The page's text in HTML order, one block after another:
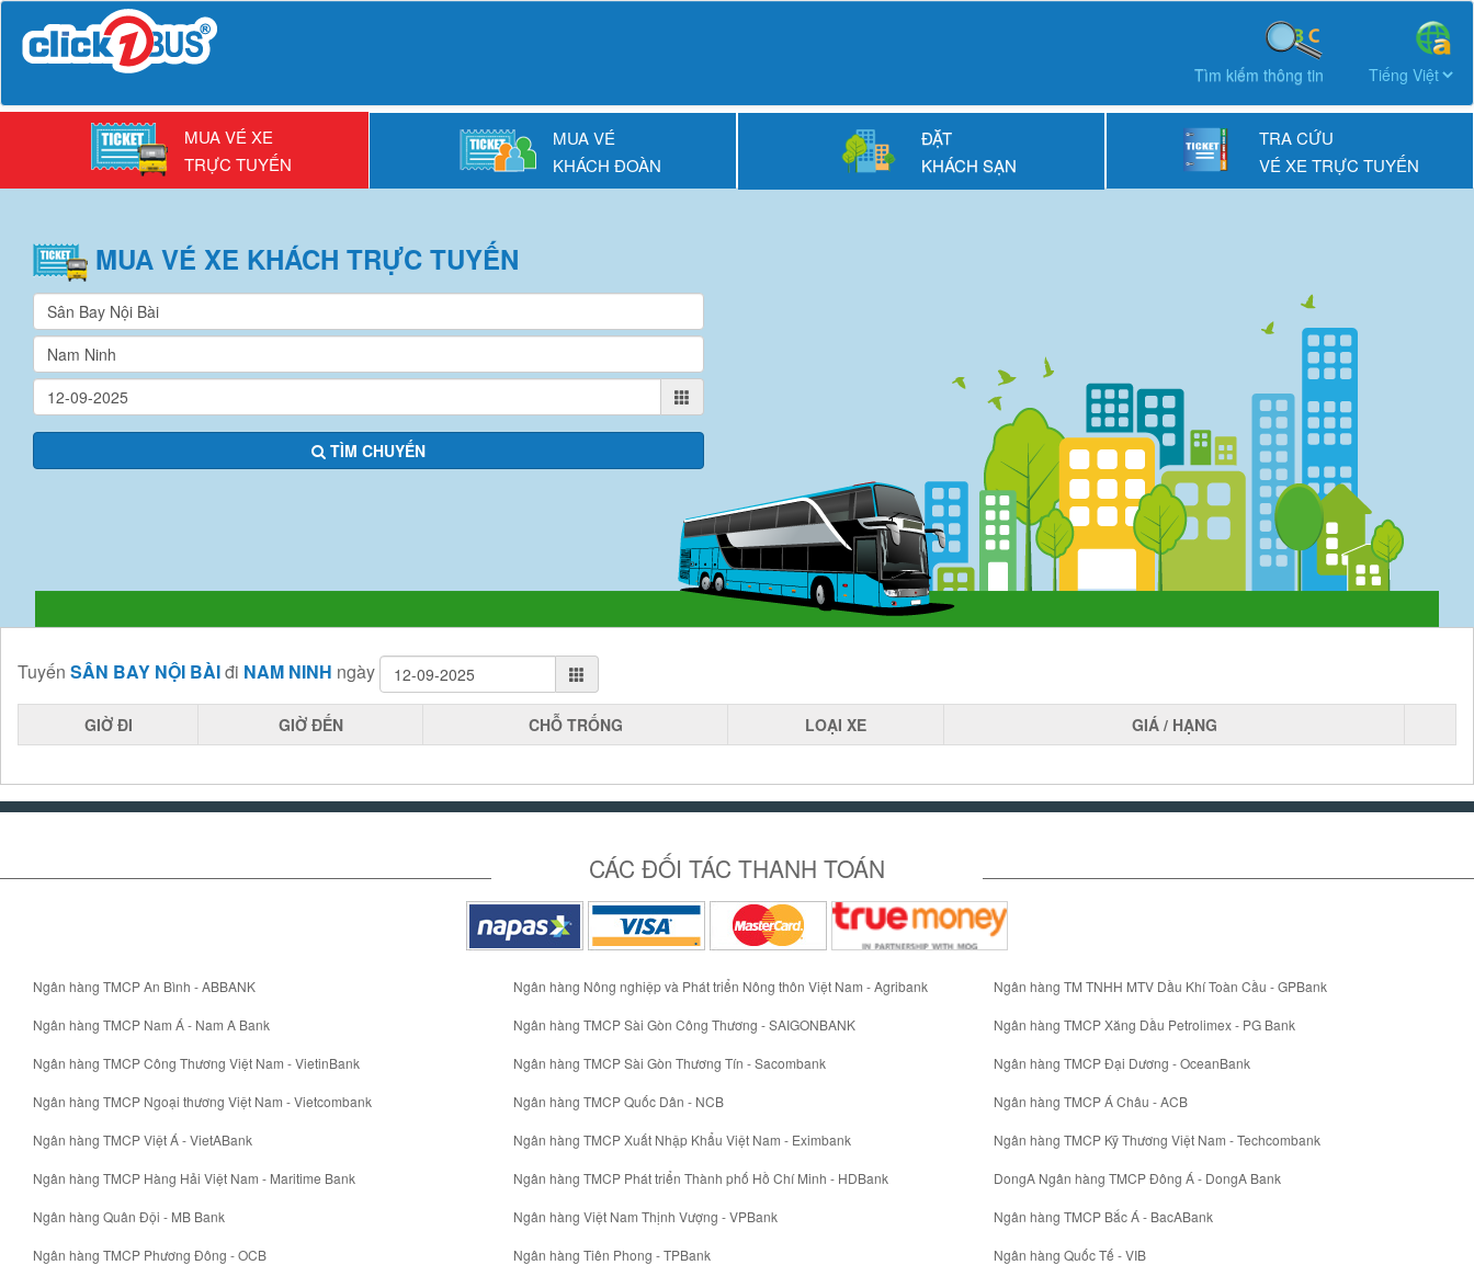
Tìm kiếm thông tin
MUA VÉ XE
TRỰC TUYẾN
MUA VÉ
KHÁCH ĐOÀN
ĐẶT
KHÁCH SẠN
TRA CỨU
VÉ XE TRỰC TUYẾN
MUA VÉ XE KHÁCH TRỰC TUYẾN
TÌM CHUYẾN
Tuyến SÂN BAY NỘI BÀIđi NAM NINH ngày
GIỜ ĐI GIỜ ĐẾN CHỖ TRỐNG LOẠI XE GIÁ / HẠNG
CÁC ĐỐI TÁC THANH TOÁN
Ngân hàng TMCP An Bình - ABBANK
Ngân hàng TMCP Nam Á - Nam A Bank
Ngân hàng TMCP Công Thương Việt Nam - VietinBank
Ngân hàng TMCP Ngoại thương Việt Nam - Vietcombank
Ngân hàng TMCP Việt Á - VietABank
Ngân hàng TMCP Hàng Hải Việt Nam - Maritime Bank
Ngân hàng Quân Đội - MB Bank
Ngân hàng TMCP Phương Đông - OCB
Ngân hàng Nông nghiệp và Phát triển Nông thôn Việt Nam - Agribank
Ngân hàng TMCP Sài Gòn Công Thương - SAIGONBANK
Ngân hàng TMCP Sài Gòn Thương Tín - Sacombank
Ngân hàng TMCP Quốc Dân - NCB
Ngân hàng TMCP Xuất Nhập Khẩu Việt Nam - Eximbank
Ngân hàng TMCP Phát triển Thành phố Hồ Chí Minh - HDBank
Ngân hàng Việt Nam Thịnh Vượng - VPBank
Ngân hàng Tiên Phong - TPBank
Ngân hàng TM TNHH MTV Dầu Khí Toàn Cầu - GPBank
Ngân hàng TMCP Xăng Dầu Petrolimex - PG Bank
Ngân hàng TMCP Đại Dương - OceanBank
Ngân hàng TMCP Á Châu - ACB
Ngân hàng TMCP Kỹ Thương Việt Nam - Techcombank
DongA Ngân hàng TMCP Đông Á - DongA Bank
Ngân hàng TMCP Bắc Á - BacABank
Ngân hàng Quốc Tế - VIB